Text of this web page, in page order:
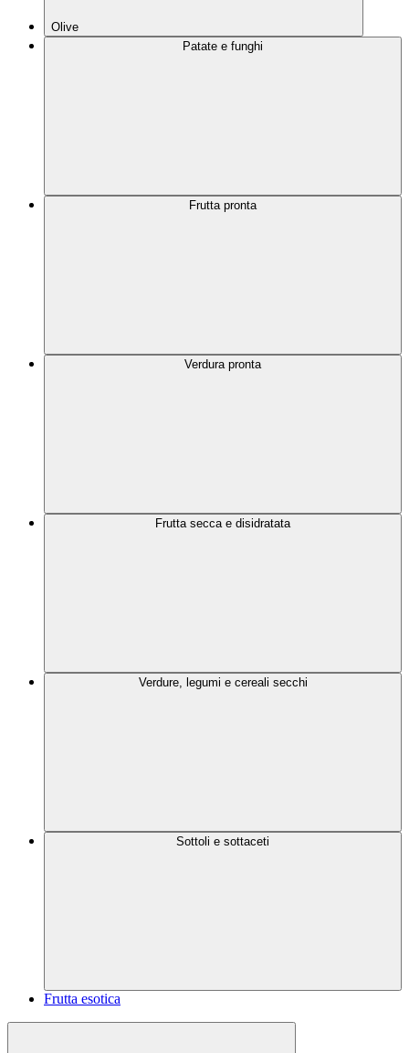
Olive
Patate e funghi
Frutta pronta
Verdura pronta
Frutta secca e disidratata
Verdure, legumi e cereali secchi
Sottoli e sottaceti
Frutta esotica